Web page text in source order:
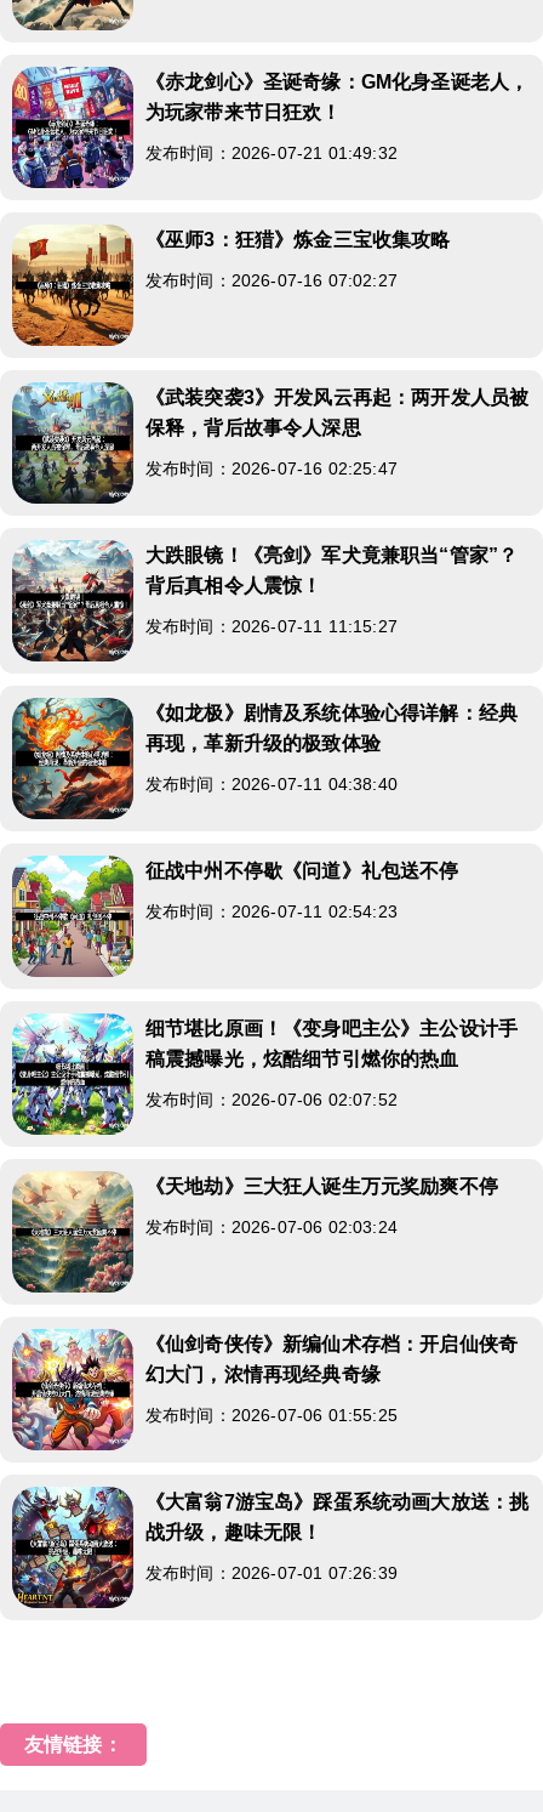
《赤龙剑心》圣诞奇缘：GM化身圣诞老人，
为玩家带来节日狂欢！
发布时间：2026-07-21 01:49:32
《巫师3：狂猎》炼金三宝收集攻略
发布时间：2026-07-16 07:02:27
《武装突袭3》开发风云再起：两开发人员被
保释，背后故事令人深思
发布时间：2026-07-16 02:25:47
大跌眼镜！《亮剑》军犬竟兼职当“管家”？
背后真相令人震惊！
发布时间：2026-07-11 11:15:27
《如龙极》剧情及系统体验心得详解：经典
再现，革新升级的极致体验
发布时间：2026-07-11 04:38:40
征战中州不停歇《问道》礼包送不停
发布时间：2026-07-11 02:54:23
细节堪比原画！《变身吧主公》主公设计手
稿震撼曝光，炫酷细节引燃你的热血
发布时间：2026-07-06 02:07:52
《天地劫》三大狂人诞生万元奖励爽不停
发布时间：2026-07-06 02:03:24
《仙剑奇侠传》新编仙术存档：开启仙侠奇
幻大门，浓情再现经典奇缘
发布时间：2026-07-06 01:55:25
《大富翁7游宝岛》踩蛋系统动画大放送：挑
战升级，趣味无限！
发布时间：2026-07-01 07:26:39
友情链接：